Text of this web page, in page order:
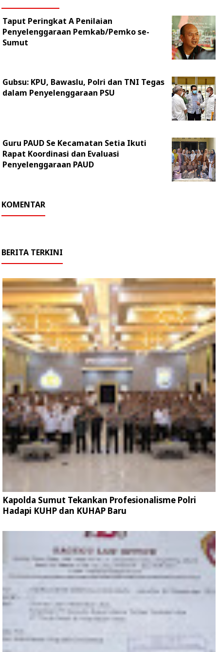
Taput Peringkat A Penilaian
Penyelenggaraan Pemkab/Pemko se-
Sumut
Gubsu: KPU, Bawaslu, Polri dan TNI Tegas
dalam Penyelenggaraan PSU
Guru PAUD Se Kecamatan Setia Ikuti
Rapat Koordinasi dan Evaluasi
Penyelenggaraan PAUD
KOMENTAR
BERITA TERKINI
Kapolda Sumut Tekankan Profesionalisme Polri
Hadapi KUHP dan KUHAP Baru